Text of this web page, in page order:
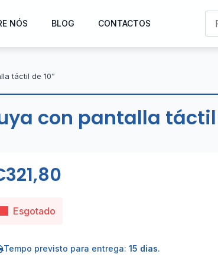
NÓS BLOG CONTACTOS
táctil de 10”
con pantalla táctil
321,80
Esgotado
Tempo previsto para entrega: 15 dias.